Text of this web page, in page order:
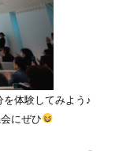
体験してみよう♪
にぜひ